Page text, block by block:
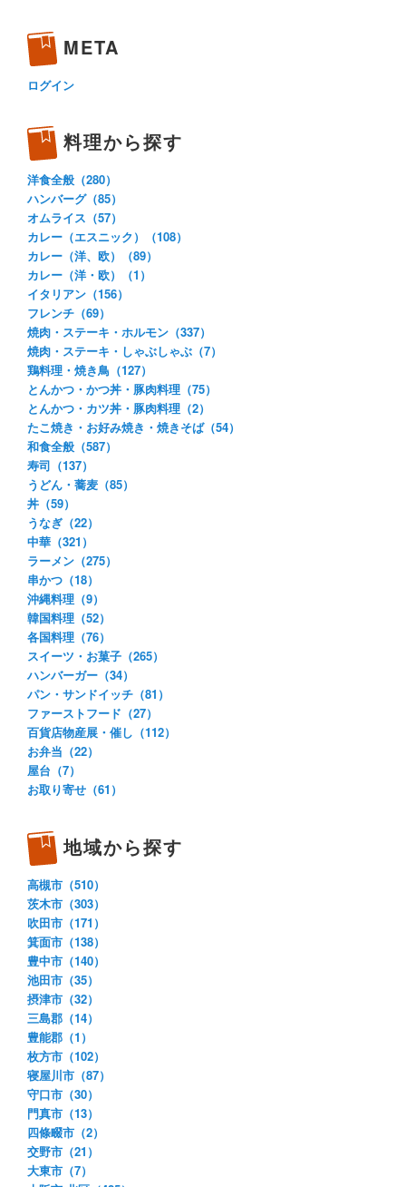
META
ログイン
料理から探す
洋食全般（280）
ハンバーグ（85）
オムライス（57）
カレー（エスニック）（108）
カレー（洋、欧）（89）
カレー（洋・欧）（1）
イタリアン（156）
フレンチ（69）
焼肉・ステーキ・ホルモン（337）
焼肉・ステーキ・しゃぶしゃぶ（7）
鶏料理・焼き鳥（127）
とんかつ・かつ丼・豚肉料理（75）
とんかつ・カツ丼・豚肉料理（2）
たこ焼き・お好み焼き・焼きそば（54）
和食全般（587）
寿司（137）
うどん・蕎麦（85）
丼（59）
うなぎ（22）
中華（321）
ラーメン（275）
串かつ（18）
沖縄料理（9）
韓国料理（52）
各国料理（76）
スイーツ・お菓子（265）
ハンバーガー（34）
パン・サンドイッチ（81）
ファーストフード（27）
百貨店物産展・催し（112）
お弁当（22）
屋台（7）
お取り寄せ（61）
地域から探す
高槻市（510）
茨木市（303）
吹田市（171）
箕面市（138）
豊中市（140）
池田市（35）
摂津市（32）
三島郡（14）
豊能郡（1）
枚方市（102）
寝屋川市（87）
守口市（30）
門真市（13）
四條畷市（2）
交野市（21）
大東市（7）